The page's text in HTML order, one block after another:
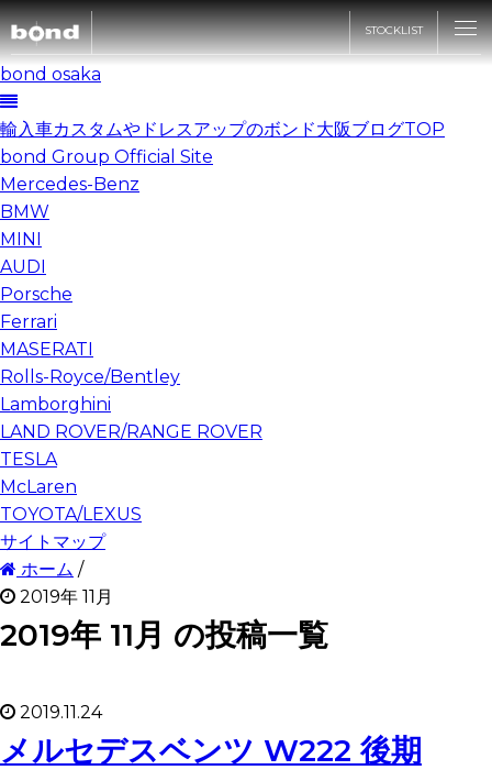
STOCKLIST
CARS
CUSTOMIZE
ABOUT
bond osaka
輸入車カスタムやドレスアップのボンド大阪ブログTOP
bond Group Official Site
Mercedes-Benz
BMW
MINI
AUDI
Porsche
Ferrari
MASERATI
Rolls-Royce/Bentley
Lamborghini
LAND ROVER/RANGE ROVER
TESLA
McLaren
TOYOTA/LEXUS
サイトマップ
ホーム /
2019年 11月
2019年 11月 の投稿一覧
2019.11.24
メルセデスベンツ W222 後期